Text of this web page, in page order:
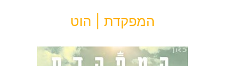
המפקדת | הוט